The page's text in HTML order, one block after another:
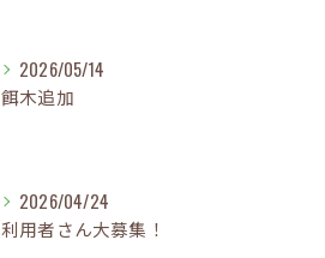
2026/05/14
餌木追加
2026/04/24
利用者さん大募集！